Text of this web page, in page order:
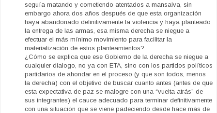
seguía matando y cometiendo atentados a mansalva, sin
embargo ahora dos años después de que esta organización
haya abandonado definitivamente la violencia y haya planteado
la entrega de las armas, esa misma derecha se niegue a
efectuar el más mínimo movimiento para facilitar la
materialización de estos planteamientos?
¿Cómo se explica que ese Gobierno de la derecha se niegue a
cualquier dialogo, no ya con ETA, sino con los partidos políticos
partidarios de ahondar en el proceso (y que son todos, menos
la derecha) con el objetivo de buscar cuanto antes (antes de que
esta expectativa de paz se malogre con una “vuelta atrás” de
sus integrantes) el cauce adecuado para terminar definitivamente
con una situación que se viene padeciendo desde hace más de